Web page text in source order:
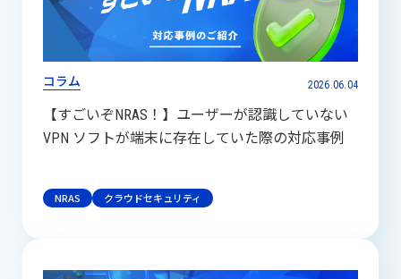
コラム 2026.06.04
【すごいぞNRAS！】ユーザーが認識していない
VPN ソフトが端末に存在していた際の対応事例
NRAS クラウドセキュリティ